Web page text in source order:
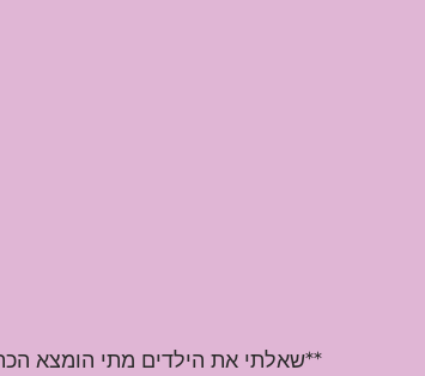
**שאלתי את הילדים מתי הומצא